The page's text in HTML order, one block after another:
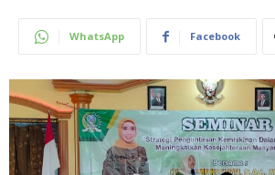
WhatsApp Facebook